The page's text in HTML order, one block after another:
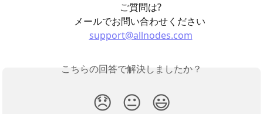
ご質問は?
メールでお問い合わせください
support@allnodes.com
こちらの回答で解決しましたか？
😞 😐 😃